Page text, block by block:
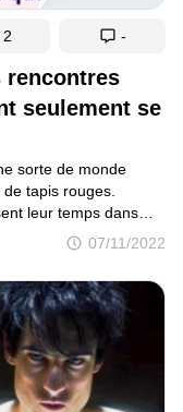
rencontres
seulement se
07/11/2022
sorte de monde
de tapis rouges.
leur temps dans
Les internautes
ils ont rencontré des
2 -